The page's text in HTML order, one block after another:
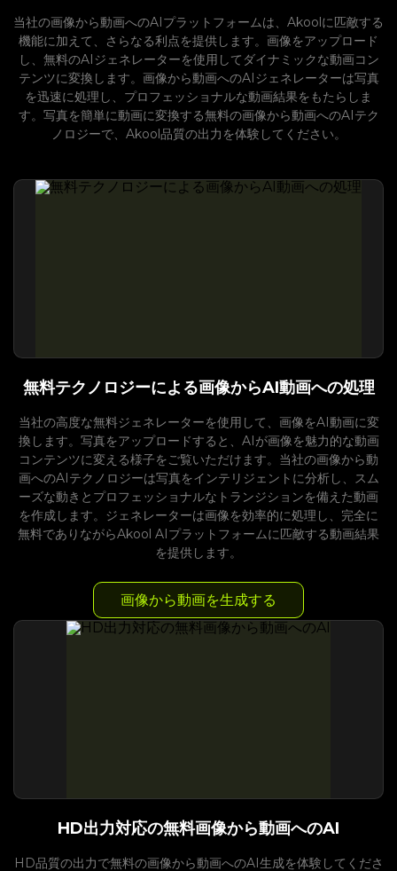
当社の画像から動画へのAIプラットフォームは、Akoolに匹敵する
機能に加えて、さらなる利点を提供します。画像をアップロード
し、無料のAIジェネレーターを使用してダイナミックな動画コン
テンツに変換します。画像から動画へのAIジェネレーターは写真
を迅速に処理し、プロフェッショナルな動画結果をもたらしま
す。写真を簡単に動画に変換する無料の画像から動画へのAIテク
ノロジーで、Akool品質の出力を体験してください。
無料テクノロジーによる画像からAI動画への処理
当社の高度な無料ジェネレーターを使用して、画像をAI動画に変
換します。写真をアップロードすると、AIが画像を魅力的な動画
コンテンツに変える様子をご覧いただけます。当社の画像から動
画へのAIテクノロジーは写真をインテリジェントに分析し、スム
ーズな動きとプロフェッショナルなトランジションを備えた動画
を作成します。ジェネレーターは画像を効率的に処理し、完全に
無料でありながらAkool AIプラットフォームに匹敵する動画結果
を提供します。
画像から動画を生成する
HD出力対応の無料画像から動画へのAI
HD品質の出力で無料の画像から動画へのAI生成を体験してくださ